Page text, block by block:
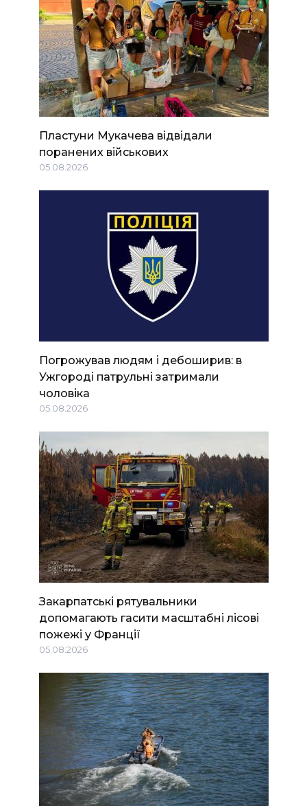
Пластуни Мукачева відвідали
поранених військових
05.08.2026
Погрожував людям і дебоширив: в
Ужгороді патрульні затримали
чоловіка
05.08.2026
Закарпатські рятувальники
допомагають гасити масштабні лісові
пожежі у Франції
05.08.2026